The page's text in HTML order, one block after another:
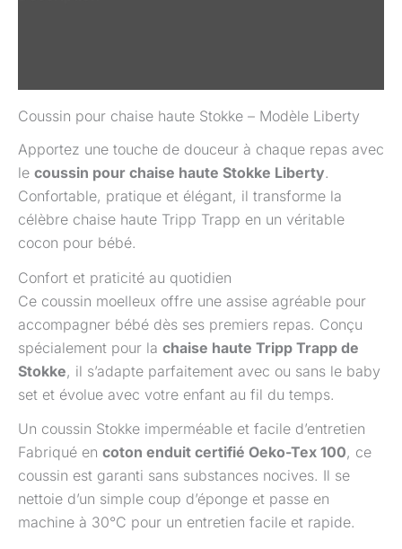
Coussin pour chaise haute Stokke – Modèle Liberty
Apportez une touche de douceur à chaque repas avec
le coussin pour chaise haute Stokke Liberty.
Confortable, pratique et élégant, il transforme la
célèbre chaise haute Tripp Trapp en un véritable
cocon pour bébé.
Confort et praticité au quotidien
Ce coussin moelleux offre une assise agréable pour
accompagner bébé dès ses premiers repas. Conçu
spécialement pour la chaise haute Tripp Trapp de
Stokke, il s’adapte parfaitement avec ou sans le baby
set et évolue avec votre enfant au fil du temps.
Un coussin Stokke imperméable et facile d’entretien
Fabriqué en coton enduit certifié Oeko-Tex 100, ce
coussin est garanti sans substances nocives. Il se
nettoie d’un simple coup d’éponge et passe en
machine à 30°C pour un entretien facile et rapide.